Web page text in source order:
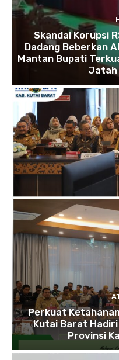
Skandal Korupsi
Dadang Beberkan
Mantan Bupati
Jatah
Perkuat
Kutai Barat
Provinsi